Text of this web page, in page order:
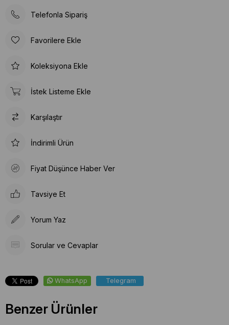
Telefonla Sipariş
Favorilere Ekle
Koleksiyona Ekle
İstek Listeme Ekle
Karşılaştır
İndirimli Ürün
Fiyat Düşünce Haber Ver
Tavsiye Et
Yorum Yaz
Sorular ve Cevaplar
WhatsApp Telegram
Benzer Ürünler